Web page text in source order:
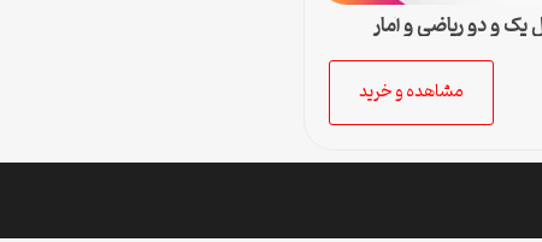
و دو ریاضی و آمار
مشاهده و خرید